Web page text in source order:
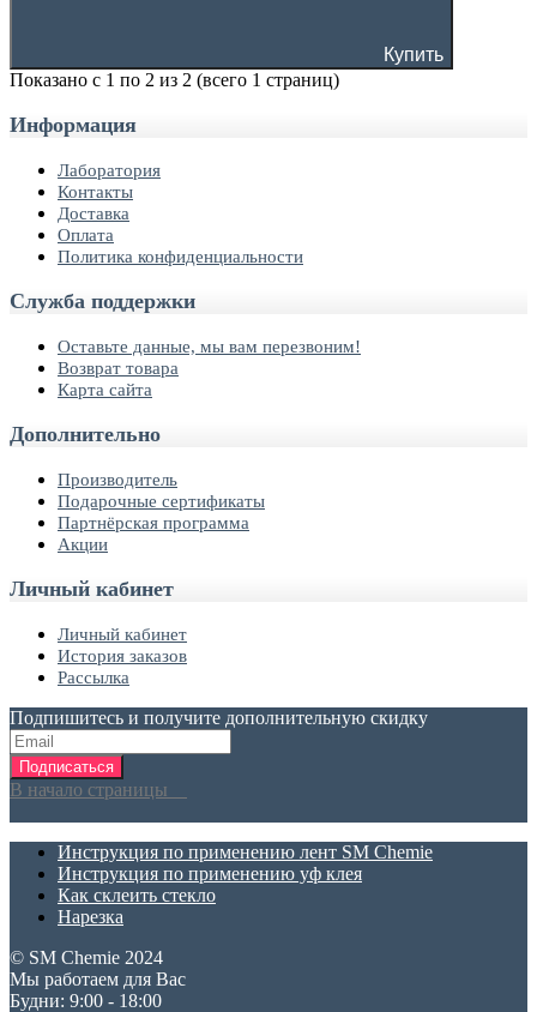
Купить
Показано с 1 по 2 из 2 (всего 1 страниц)
Информация
Лаборатория
Контакты
Доставка
Оплата
Политика конфиденциальности
Служба поддержки
Оставьте данные, мы вам перезвоним!
Возврат товара
Карта сайта
Дополнительно
Производитель
Подарочные сертификаты
Партнёрская программа
Акции
Личный кабинет
Личный кабинет
История заказов
Рассылка
Подпишитесь и получите дополнительную скидку
Подписаться
В начало страницы
Инструкция по применению лент SM Chemie
Инструкция по применению уф клея
Как склеить стекло
Нарезка
© SM Chemie 2024
Мы работаем для Вас
Будни: 9:00 - 18:00